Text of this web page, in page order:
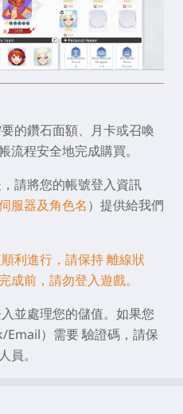
的鑽石面額、月卡或召喚
流程安全地完成購買。
請將您的帳號登入資訊
服器及角色名）提供給我們
利進行，請保持離線狀
成前，請勿登入遊戲。
並處理您的儲值。如果您
Email）需要驗證碼 ，請保
員。